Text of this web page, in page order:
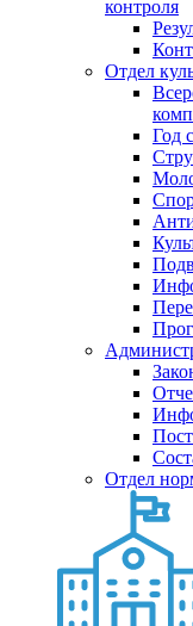
контроля
Отдел
Год
Отдел